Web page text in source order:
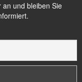
an und bleiben Sie